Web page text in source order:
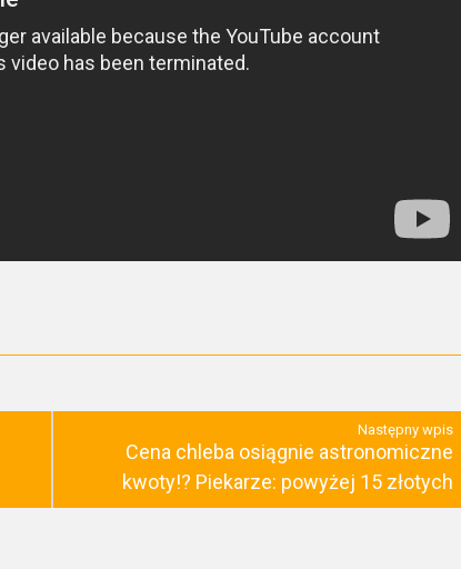
Następny wpis
Cena chleba osiągnie astronomiczne
kwoty!? Piekarze: powyżej 15 złotych